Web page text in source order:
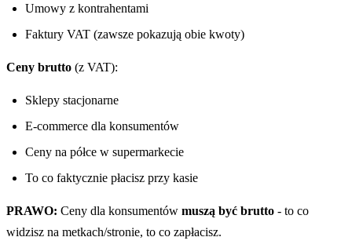
Umowy z kontrahentami
Faktury VAT (zawsze pokazują obie kwoty)
Ceny brutto (z VAT):
Sklepy stacjonarne
E-commerce dla konsumentów
Ceny na półce w supermarkecie
To co faktycznie płacisz przy kasie
PRAWO: Ceny dla konsumentów muszą być brutto - to co
widzisz na metkach/stronie, to co zapłacisz.